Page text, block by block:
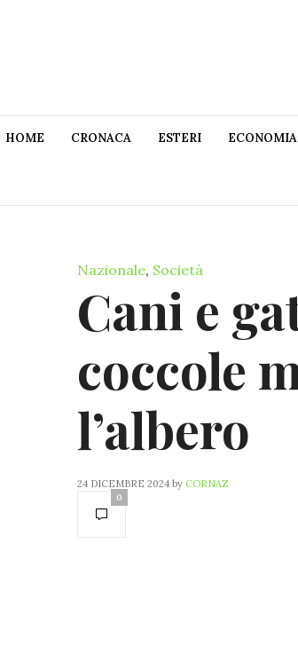
HOME CRONACA ESTERI ECONOMIA
Nazionale, Società
Cani e
coccole
l’albero
24 DICEMBRE 2024 by CORNAZ
0